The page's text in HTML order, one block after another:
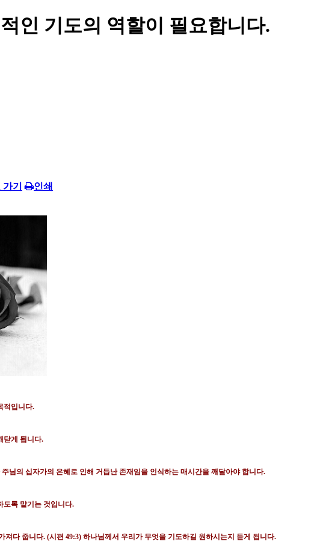
인 기도의 역할이 필요합니다.
기 인쇄
적입니다.
닫게 됩니다.
주님의 십자가의 은혜로 인해 거듭난 존재임을 인식하는 매시간을 깨달아야 합니다.
도록 맡기는 것입니다.
져다 줍니다. (시편 49:3) 하나님께서 우리가 무엇을 기도하길 원하시는지 듣게 됩니다.